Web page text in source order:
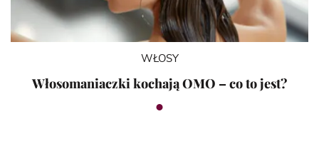
WŁOSY
Włosomaniaczki kochają OMO – co to jest?